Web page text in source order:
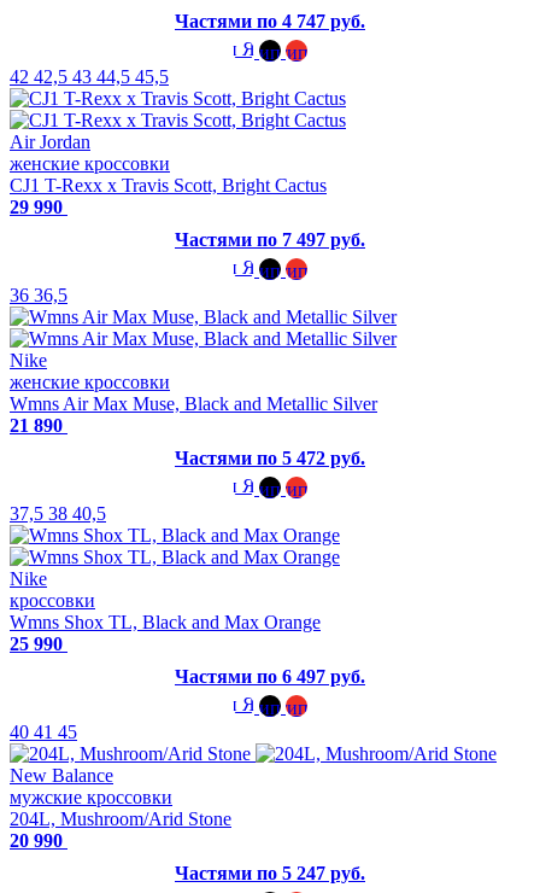
Частями по 4 747 руб.
42 42,5 43 44,5 45,5
Air Jordan
женские кроссовки
CJ1 T-Rexx x Travis Scott, Bright Cactus
29 990
Частями по 7 497 руб.
36 36,5
Nike
женские кроссовки
Wmns Air Max Muse, Black and Metallic Silver
21 890
Частями по 5 472 руб.
37,5 38 40,5
Nike
кроссовки
Wmns Shox TL, Black and Max Orange
25 990
Частями по 6 497 руб.
40 41 45
New Balance
мужские кроссовки
204L, Mushroom/Arid Stone
20 990
Частями по 5 247 руб.